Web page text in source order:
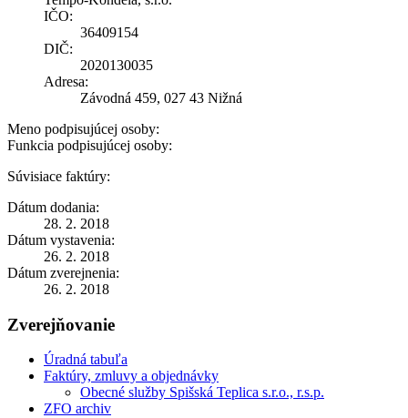
IČO:
36409154
DIČ:
2020130035
Adresa:
Závodná 459, 027 43 Nižná
Meno podpisujúcej osoby:
Funkcia podpisujúcej osoby:
Súvisiace faktúry:
Dátum dodania:
28. 2. 2018
Dátum vystavenia:
26. 2. 2018
Dátum zverejnenia:
26. 2. 2018
Zverejňovanie
Úradná tabuľa
Faktúry, zmluvy a objednávky
Obecné služby Spišská Teplica s.r.o., r.s.p.
ZFO archiv